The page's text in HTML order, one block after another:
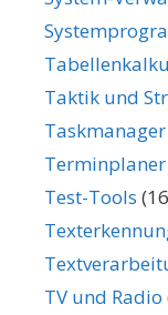
Taktik und
Taskmanager
Terminplaner
Test-Tools
TV und Radio